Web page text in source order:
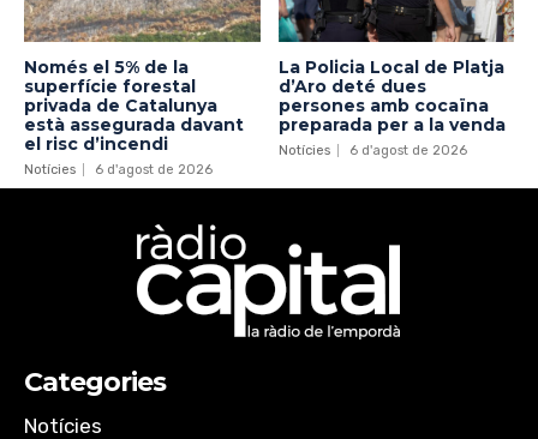
Només el 5% de la
superfície forestal
privada de Catalunya
està assegurada davant
el risc d’incendi
Notícies 6 d'agost de 2026
La Policia Local de Platja
d’Aro deté dues
persones amb cocaïna
preparada per a la venda
Notícies 6 d'agost de 2026
Categories
Notícies